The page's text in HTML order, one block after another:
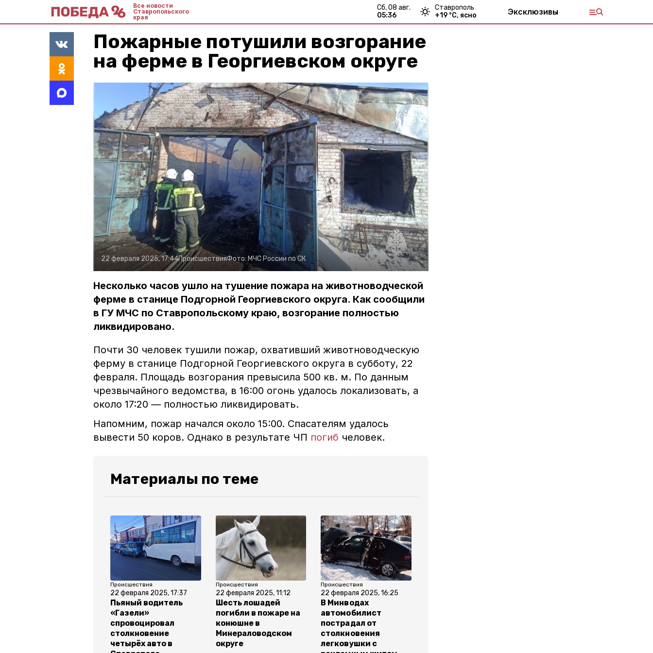
Все новости
Ставропольского
края
сб, 08 авг.
05:36
Ставрополь
+19 °С, ясно Эксклюзивы
Пожарные потушили возгорание
на ферме в Георгиевском округе
22 февраля 2025, 17:44ПроисшествияФото: МЧС России по СК
Несколько часов ушло на тушение пожара на животноводческой
ферме в станице Подгорной Георгиевского округа. Как сообщили
в ГУ МЧС по Ставропольскому краю, возгорание полностью
ликвидировано.
Почти 30 человек тушили пожар, охвативший животноводческую
ферму в станице Подгорной Георгиевского округа в субботу, 22
февраля. Площадь возгорания превысила 500 кв. м. По данным
чрезвычайного ведомства, в 16:00 огонь удалось локализовать, а
около 17:20 — полностью ликвидировать.
Напомним, пожар начался около 15:00. Спасателям удалось
вывести 50 коров. Однако в результате ЧП погиб человек.
Материалы по теме
Происшествия
22 февраля 2025, 17:37
Пьяный водитель
«Газели»
спровоцировал
столкновение
четырёх авто в
Происшествия
22 февраля 2025, 11:12
Шесть лошадей
погибли в пожаре на
конюшне в
Минераловодском
округе
Происшествия
22 февраля 2025, 16:25
В Минводах
автомобилист
пострадал от
столкновения
легковушки с